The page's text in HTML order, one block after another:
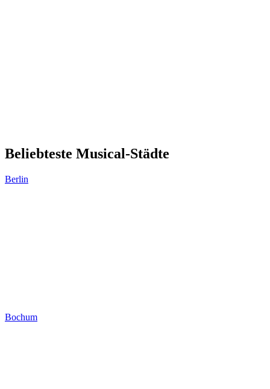
Beliebteste Musical-Städte
Berlin
Bochum